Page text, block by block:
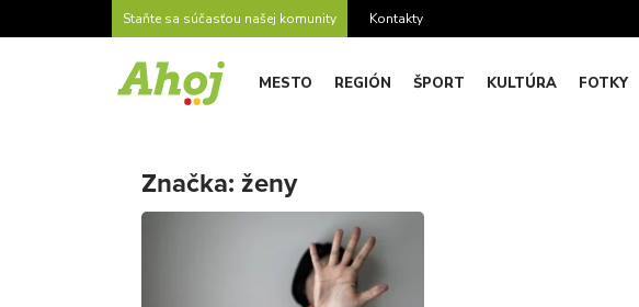
Staňte sa súčasťou našej komunity Kontakty
MESTO REGIÓN ŠPORT KULTÚRA FOTKY
Značka: ženy